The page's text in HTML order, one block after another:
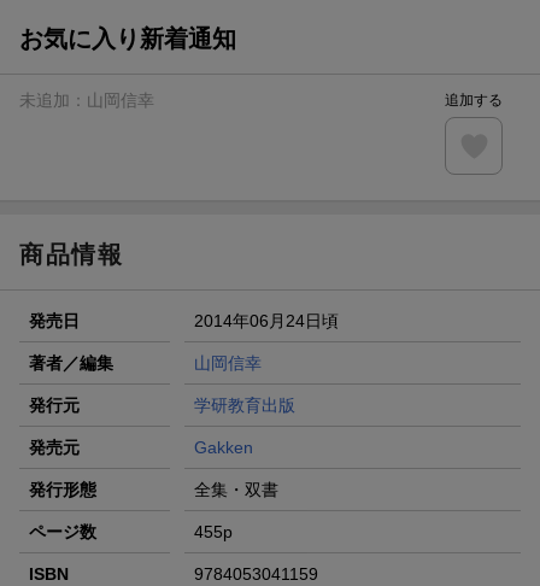
が当たる！
楽天モバイル紹介キャンペーンの拡散で300円OFFクーポン
条件達成で楽天限定・宝塚歌劇 宙組貸切公演ペアチケット
お気に入り新着通知
未追加： 山岡信幸 追加する
商品情報
発売日 2014年06月24日頃
著者／編集 山岡信幸
発行元 学研教育出版
発売元 Gakken
発行形態 全集・双書
ページ数 455p
ISBN 9784053041159